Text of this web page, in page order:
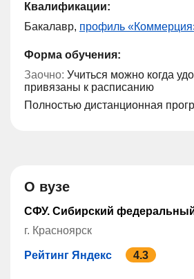
Квалификации:
Бакалавр, профиль
Форма обучения:
Заочно: Учиться можно когда
привязаны к расписанию
Полностью дистанционная
О вузе
СФУ. Сибирский
г. Красноярск
Рейтинг Яндекс 4.3